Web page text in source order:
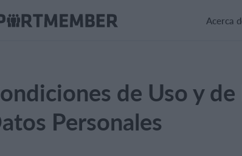
Acerca
de Uso y
Personales